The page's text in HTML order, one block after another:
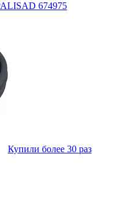
674975
Купили более 30 раз